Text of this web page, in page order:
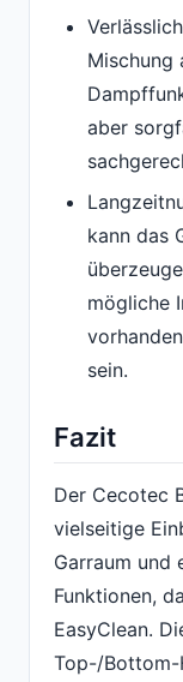
Mischung
aber
kann das
mögliche
sein.
Fazit
Der Cecotec
vielseitige
Garraum und
Funktionen,
EasyClean.
Top-/Bottom-